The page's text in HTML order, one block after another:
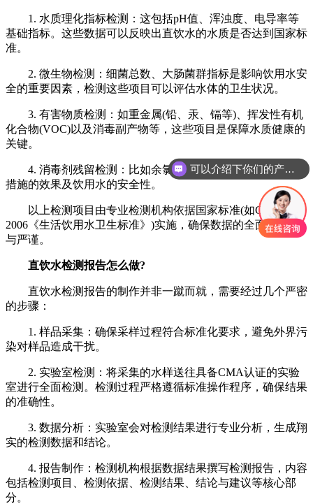
1. 水质理化指标检测：这包括pH值、浑浊度、电导率等
基础指标。这些数据可以反映出直饮水的水质是否达到国家标
准。
2. 微生物检测：细菌总数、大肠菌群指标是影响饮用水安
全的重要因素，检测这些项目可以评估水体的卫生状况。
3. 有害物质检测：如重金属(铅、汞、镉等)、挥发性有机
化合物(VOC)以及消毒副产物等，这些项目是保障水质健康的
关键。
4. 消毒剂残留检测：比如余氯含量，这些直接关系到消毒
措施的效果及饮用水的安全性。
以上检测项目由专业检测机构依据国家标准(如GB 5749-
2006《生活饮用水卫生标准》)实施，确保数据的全面、科学
与严谨。
直饮水检测报告怎么做?
直饮水检测报告的制作并非一蹴而就，需要经过几个严密
的步骤：
1. 样品采集：确保采样过程符合标准化要求，避免外界污
染对样品造成干扰。
2. 实验室检测：将采集的水样送往具备CMA认证的实验
室进行全面检测。检测过程严格遵循标准操作程序，确保结果
的准确性。
3. 数据分析：实验室会对检测结果进行专业分析，生成翔
实的检测数据和结论。
4. 报告制作：检测机构根据数据结果撰写检测报告，内容
包括检测项目、检测依据、检测结果、结论与建议等核心部
分。
可以介绍下你们的产品么